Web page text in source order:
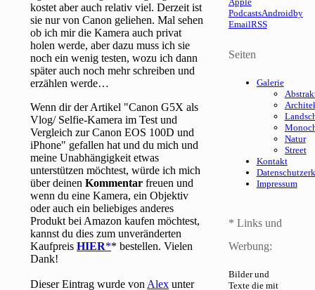
kostet aber auch relativ viel. Derzeit ist
sie nur von Canon geliehen. Mal sehen
ob ich mir die Kamera auch privat
holen werde, aber dazu muss ich sie
noch ein wenig testen, wozu ich dann
später auch noch mehr schreiben und
erzählen werde…
Wenn dir der Artikel "Canon G5X als
Vlog/ Selfie-Kamera im Test und
Vergleich zur Canon EOS 100D und
iPhone" gefallen hat und du mich und
meine Unabhängigkeit etwas
unterstützen möchtest, würde ich mich
über deinenKommentar freuen und
wenn du eine Kamera, ein Objektiv
oder auch ein beliebiges anderes
Produkt bei Amazon kaufen möchtest,
kannst du dies zum unveränderten
KaufpreisHIER * bestellen. Vielen
Dank!
Dieser Eintrag wurde von Alex unter
PodcastsAndroidby
EmailRSS
Seiten
Galerie
Natur
Street
Kontakt
Impressum
* Links und
Werbung:
Bilder und
Texte die mit